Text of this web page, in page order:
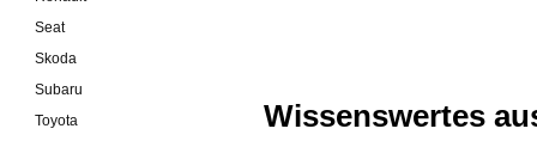
Wissenswertes
Seat
Skoda
Subaru
Toyota